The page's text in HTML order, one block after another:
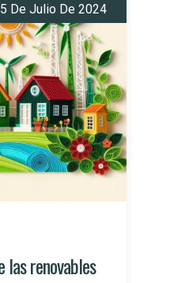
De Julio De 2024
las renovables